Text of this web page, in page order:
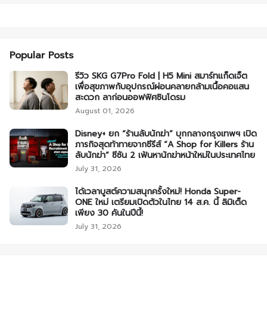
Popular Posts
รีวิว SKG G7Pro Fold | H5 Mini สมาร์ทแก็ดเจ็ต
เพื่อสุขภาพกับอุปกรณ์ผ่อนคลายกล้ามเนื้อคอแสน
สะดวก ลาก่อนออฟฟิศซินโดรม
August 01, 2026
Disney+ ยก “ร้านลับนักฆ่า” บุกกลางกรุงเทพฯ เปิด
ภารกิจสุดท้าทายจากซีรีส์ “A Shop for Killers ร้าน
ลับนักฆ่า” ซีซัน 2 เฟ้นหานักฆ่าหน้าใหม่ในประเทศไทย
July 31, 2026
ได้เวลาบูสต์ความสนุกครั้งใหม่! Honda Super-
ONE ใหม่ เตรียมเปิดตัวในไทย 14 ส.ค. นี้ ลิมิเต็ด
เพียง 30 คันในปีนี้!
July 31, 2026